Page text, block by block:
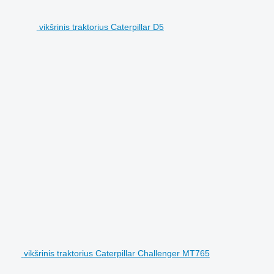
vikšrinis traktorius Caterpillar D5
vikšrinis traktorius Caterpillar Challenger MT765